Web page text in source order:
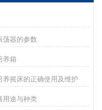
荡器的参数
养箱
养摇床的正确使用及维护
用途与种类